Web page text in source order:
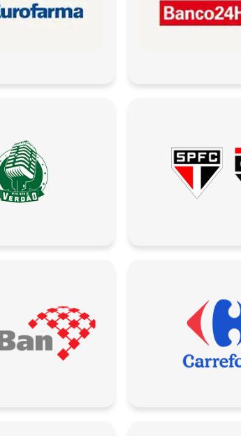
Eu concordo em receber comunicações.
A nossa empresa está comprometida a proteger e respeitar sua